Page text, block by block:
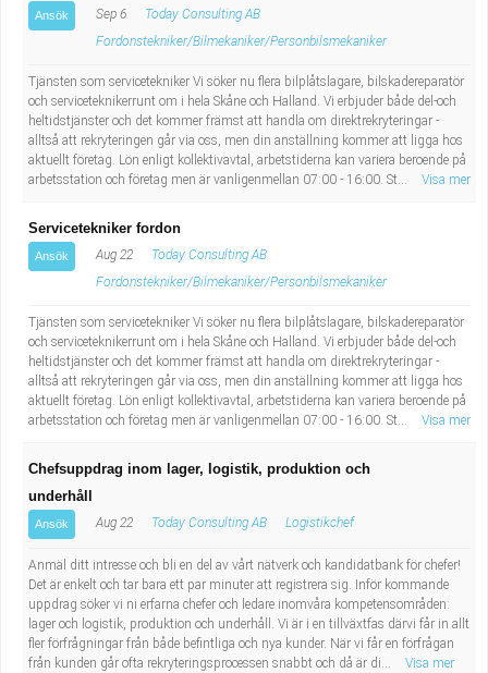
Ansök Sep 6
Today Consulting AB
Fordonstekniker/Bilmekaniker/Personbilsmekaniker
Tjänsten som servicetekniker Vi söker nu flera bilplåtslagare, bilskadereparatör
och serviceteknikerrunt om i hela Skåne och Halland. Vi erbjuder både del-och
heltidstjänster och det kommer främst att handla om direktrekryteringar -
alltså att rekryteringen går via oss, men din anställning kommer att ligga hos
aktuellt företag. Lön enligt kollektivavtal, arbetstiderna kan variera beroende på
arbetsstation och företag men är vanligenmellan 07:00 - 16:00. St...
Visa mer
Servicetekniker fordon
Ansök Aug 22
Today Consulting AB
Fordonstekniker/Bilmekaniker/Personbilsmekaniker
Tjänsten som servicetekniker Vi söker nu flera bilplåtslagare, bilskadereparatör
och serviceteknikerrunt om i hela Skåne och Halland. Vi erbjuder både del-och
heltidstjänster och det kommer främst att handla om direktrekryteringar -
alltså att rekryteringen går via oss, men din anställning kommer att ligga hos
aktuellt företag. Lön enligt kollektivavtal, arbetstiderna kan variera beroende på
arbetsstation och företag men är vanligenmellan 07:00 - 16:00. St...
Visa mer
Chefsuppdrag inom lager, logistik, produktion och
underhåll
Ansök Aug 22 Today Consulting AB Logistikchef
Anmäl ditt intresse och bli en del av vårt nätverk och kandidatbank för chefer!
Det är enkelt och tar bara ett par minuter att registrera sig. Inför kommande
uppdrag söker vi ni erfarna chefer och ledare inomvåra kompetensområden:
lager och logistik, produktion och underhåll. Vi är i en tillväxtfas därvi får in allt
fler förfrågningar från både befintliga och nya kunder. När vi får en förfrågan
från kunden går ofta rekryteringsprocessen snabbt och då är di...
Visa mer